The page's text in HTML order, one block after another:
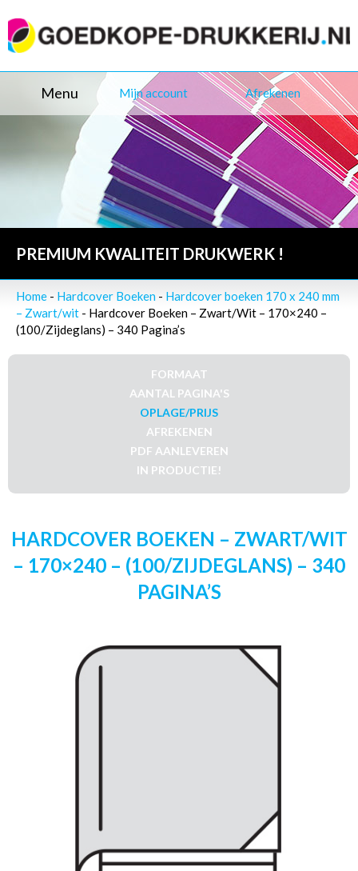
Menu Mijn account Afrekenen
PREMIUM KWALITEIT DRUKWERK !
Home - Hardcover Boeken - Hardcover boeken 170 x 240 mm
– Zwart/wit - Hardcover Boeken – Zwart/Wit – 170×240 –
(100/Zijdeglans) – 340 Pagina’s
FORMAAT
AANTAL PAGINA'S
OPLAGE/PRIJS
AFREKENEN
PDF AANLEVEREN
IN PRODUCTIE!
HARDCOVER BOEKEN – ZWART/WIT
– 170×240 – (100/ZIJDEGLANS) – 340
PAGINA’S